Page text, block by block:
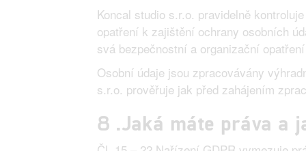
Koncal studio s.r.o. pravidelně
opatření k zajištění ochrany osobních
svá bezpečnostní a organizační
Osobní údaje jsou zpracovávány
s.r.o. prověřuje jak před zahájením
8 .Jaká máte práva a